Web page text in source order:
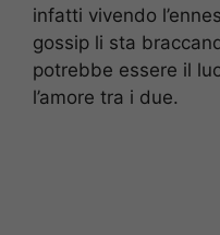
infatti vivendo
gossip li sta
potrebbe essere il
l’amore tra i due.